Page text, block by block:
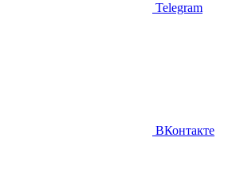
Telegram
ВКонтакте